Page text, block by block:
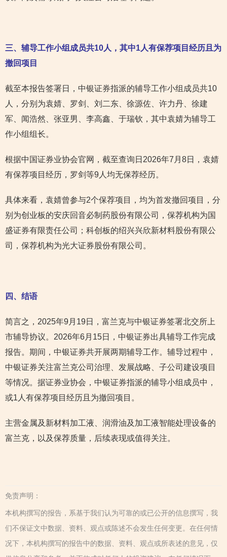
三、辅导工作小组成员共10人，其中1人有保荐项目经历且为
撤回项目
截至本报告签署日，中银证券指派的辅导工作小组成员共10
人，分别为袁婧、罗剑、刘二东、徐源佐、许力丹、徐建
军、闻浩然、张亚男、李高鑫、于瑞钦，其中袁婧为辅导工
作小组组长。
根据中国证券业协会官网，截至查询日2026年7月8日，袁婧
有保荐项目经历，罗剑等9人均无保荐经历。
具体来看，袁婧曾参与2个保荐项目，均为首发撤回项目，分
别为创业板的安庆回音必制药股份有限公司，保荐机构为国
盛证券有限责任公司；科创板的绍兴兴欣新材料股份有限公
司，保荐机构为光大证券股份有限公司。
四、结语
简言之，2025年9月19日，富兰克与中银证券签署北交所上
市辅导协议。2026年6月15日，中银证券出具辅导工作完成
报告。期间，中银证券共开展两期辅导工作。辅导过程中，
中银证券关注富兰克公司治理、发展战略、子公司建设项目
等情况。据证券业协会，中银证券指派的辅导小组成员中，
或1人有保荐项目经历且为撤回项目。
主营金属及新材料加工液、润滑油及加工液智能处理设备的
富兰克，以及保荐质量，后续表现或值得关注。
免责声明：
本机构撰写的报告，系基于我们认为可靠的或已公开的信息撰写，我
们不保证文中数据、资料、观点或陈述不会发生任何变更。在任何情
况下，本机构撰写的报告中的数据、资料、观点或所表述的意见，仅